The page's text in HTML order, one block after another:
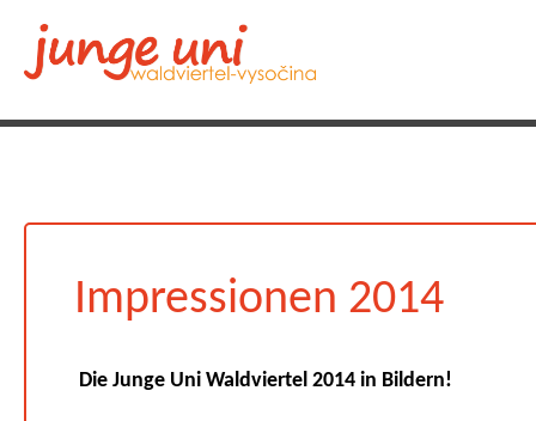
Impressionen 2014
Die Junge Uni Waldviertel 2014 in Bildern!